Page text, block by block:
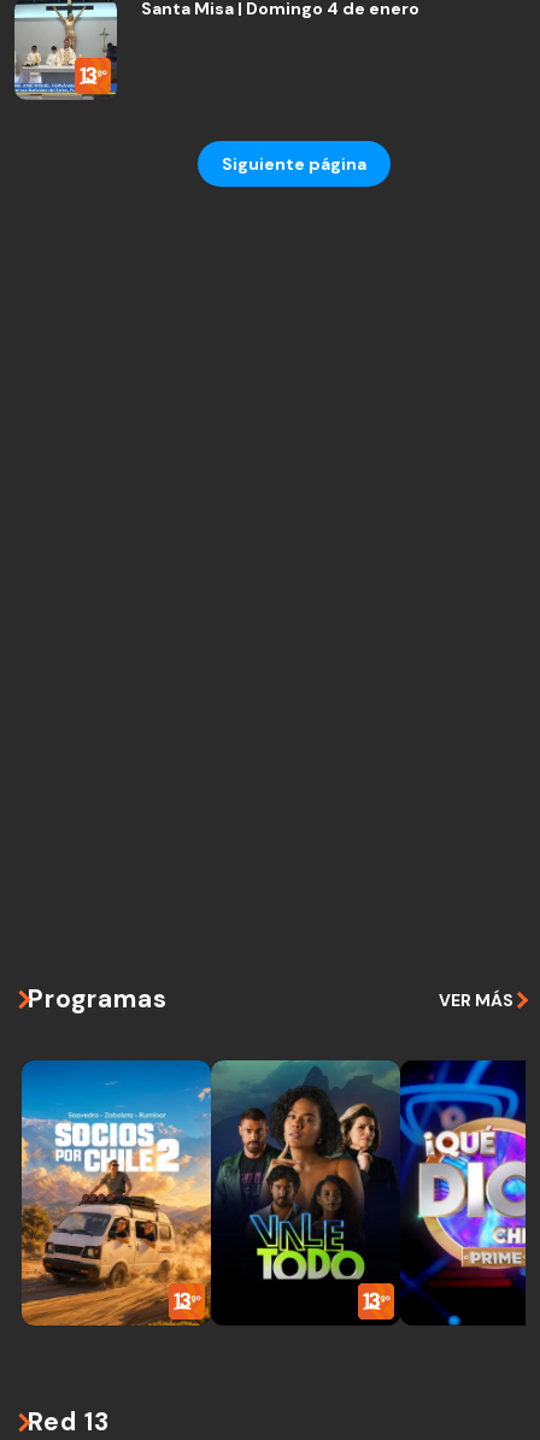
Santa Misa | Domingo 4 de enero
Siguiente página
Programas VER MÁS
Red 13